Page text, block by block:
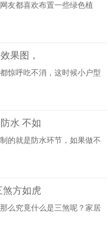
友都喜欢布置一些绿色植
果图，
惊呼吃不消，这时候小户型
水 不如
的就是防水环节，如果做不
煞方如虎
么究竟什么是三煞呢？家居